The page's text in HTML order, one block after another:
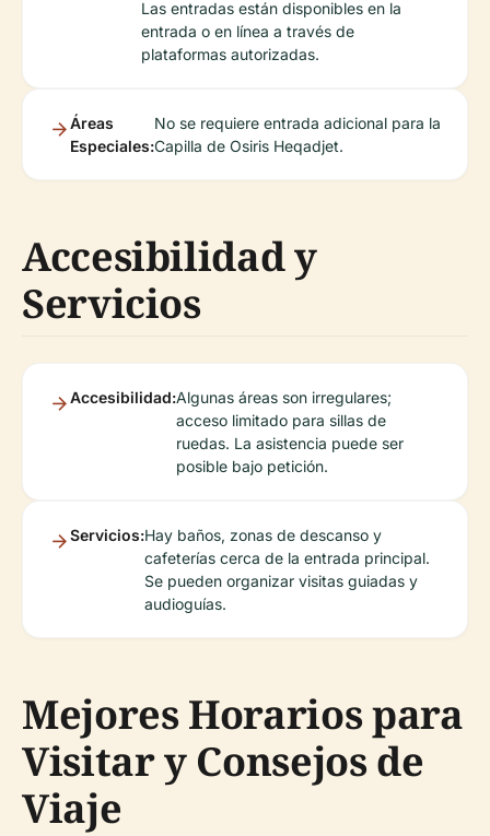
Las entradas están disponibles en la
entrada o en línea a través de
plataformas autorizadas.
Áreas
Especiales:
No se requiere entrada adicional para la
Capilla de Osiris Heqadjet.
Accesibilidad y
Servicios
Accesibilidad:Algunas áreas son irregulares;
acceso limitado para sillas de
ruedas. La asistencia puede ser
posible bajo petición.
Servicios:Hay baños, zonas de descanso y
cafeterías cerca de la entrada principal.
Se pueden organizar visitas guiadas y
audioguías.
Mejores Horarios para
Visitar y Consejos de
Viaje